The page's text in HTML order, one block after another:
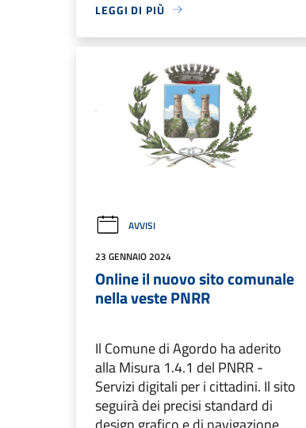
LEGGI DI PIÙ
AVVISI
23 GENNAIO 2024
Online il nuovo sito comunale
nella veste PNRR
Il Comune di Agordo ha aderito
alla Misura 1.4.1 del PNRR -
Servizi digitali per i cittadini. Il sito
seguirà dei precisi standard di